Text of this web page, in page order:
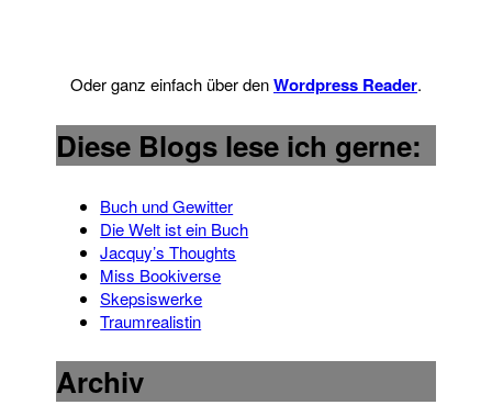
Oder ganz einfach über denWordpress Reader.
Diese Blogs lese ich gerne:
Buch und Gewitter
Die Welt ist ein Buch
Jacquy’s Thoughts
Miss Bookiverse
Skepsiswerke
Traumrealistin
Archiv